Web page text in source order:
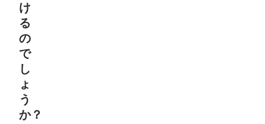
け
る
の
で
し
ょ
う
か？